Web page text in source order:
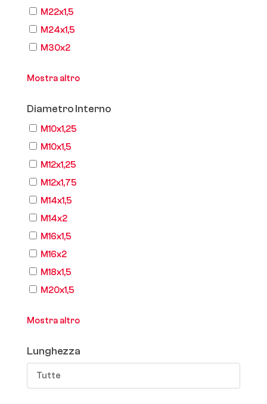
M22x1,5
M24x1,5
M30x2
Mostra altro
Diametro Interno
M10x1,25
M10x1,5
M12x1,25
M12x1,75
M14x1,5
M14x2
M16x1,5
M16x2
M18x1,5
M20x1,5
Mostra altro
Lunghezza
Tutte